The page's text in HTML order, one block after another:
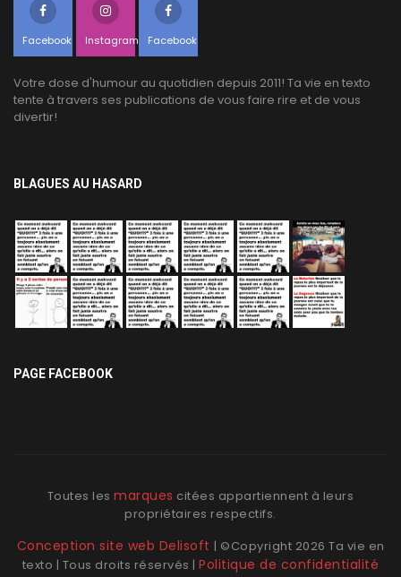
Facebook Instagram Facebook
Votre dose d'humour au quotidien depuis 2011! Ta vie en texto
tente à travers ses publications de vous faire rire et de vous
divertir!
BLAGUES AU HASARD
PAGE FACEBOOK
Toutes lesmarques citées appartiennent à leurs
propriétaires respectifs.
Conception site web Delisoft | ©Copyright 2026 Ta vie en
texto | Tous droits réservés |Politique de confidentialité